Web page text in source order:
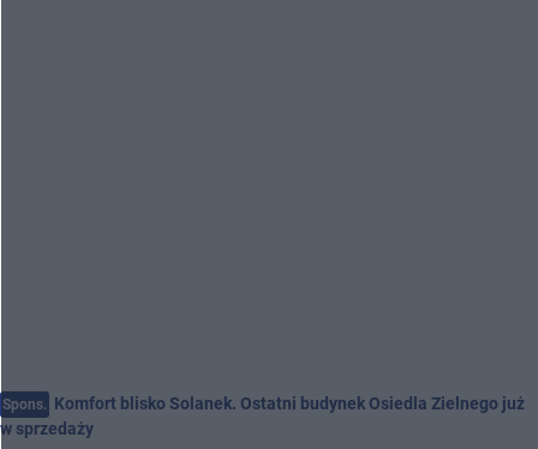
Spons. Komfort blisko Solanek. Ostatni budynek Osiedla Zielnego już
w sprzedaży